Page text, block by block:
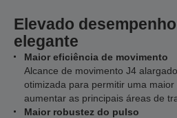
Elevado
elegante
Maior eficiência de movimento
Alcance de movimento J4
otimizada para permitir uma
aumentar as principais áreas de
Maior robustez do pulso